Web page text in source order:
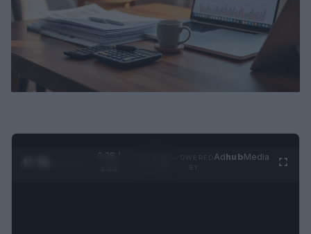
0:29 /
AdhubMedia